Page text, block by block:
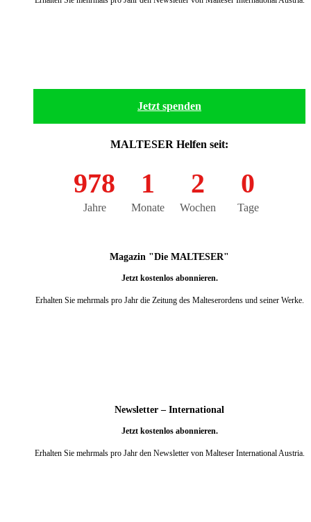
Jetzt spenden
MALTESER Helfen seit:
978 1 2 0
Jahre Monate Wochen Tage
Magazin "Die MALTESER"
Jetzt kostenlos abonnieren.
Erhalten Sie mehrmals pro Jahr die Zeitung des Malteserordens und seiner Werke.
Newsletter – International
Jetzt kostenlos abonnieren.
Erhalten Sie mehrmals pro Jahr den Newsletter von Malteser International Austria.